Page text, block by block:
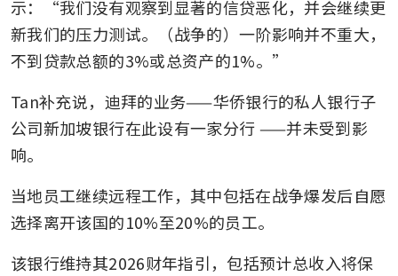
示：“我们没有观察到显著的信贷恶化，并会继续更
新我们的压力测试。（战争的）一阶影响并不重大，
不到贷款总额的3%或总资产的1%。”
Tan补充说，迪拜的业务——华侨银行的私人银行子
公司新加坡银行在此设有一家分行 ——并未受到影
响。
当地员工继续远程工作，其中包括在战争爆发后自愿
选择离开该国的10%至20%的员工。
该银行维持其2026财年指引，包括预计总收入将保